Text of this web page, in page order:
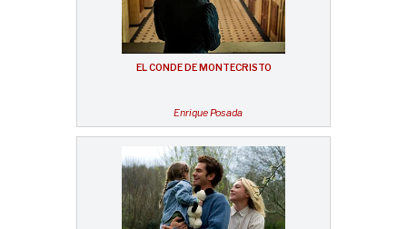
EL CONDE DE MONTECRISTO
Enrique Posada